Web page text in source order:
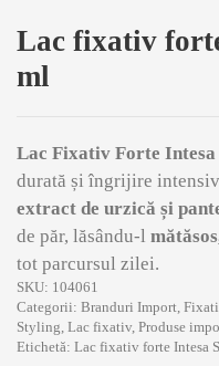
Lac fixativ
ml
Lac Fixativ Forte
durată și îngrijire
extract de urzică și
de păr, lăsându-l
tot parcursul zilei.
SKU: 104061
Categorii: Branduri Import,
Styling, Lac fixativ, Produse
Etichetă: Lac fixativ forte Intesa